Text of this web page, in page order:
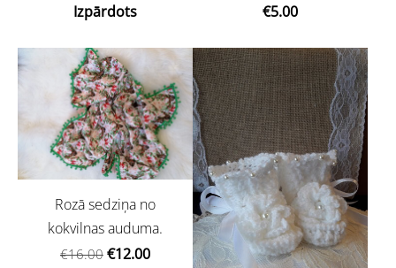
Izpārdots
€5.00
Rozā sedziņa no
kokvilnas auduma.
€16.00 €12.00